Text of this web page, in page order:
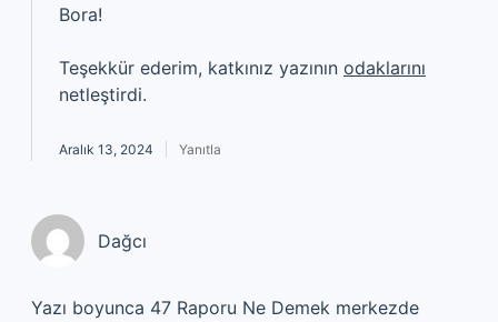
Bora!
Teşekkür ederim, katkınız yazının odaklarını
netleştirdi.
Aralık 13, 2024 Yanıtla
Dağcı
Yazı boyunca 47 Raporu Ne Demek merkezde